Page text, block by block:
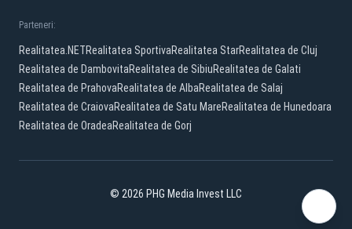
Parteneri:
Realitatea.NETRealitatea SportivaRealitatea StarRealitatea de Cluj
Realitatea de DambovitaRealitatea de SibiuRealitatea de Galati
Realitatea de PrahovaRealitatea de AlbaRealitatea de Salaj
Realitatea de CraiovaRealitatea de Satu MareRealitatea de Hunedoara
Realitatea de OradeaRealitatea de Gorj
© 2026 PHG Media Invest LLC